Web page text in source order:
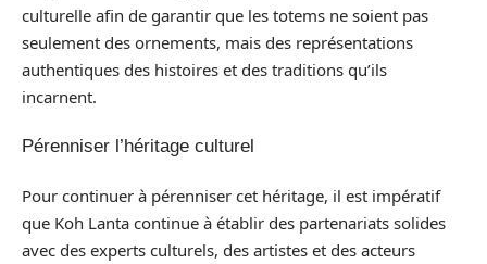
culturelle afin de garantir que les totems ne soient pas
seulement des ornements, mais des représentations
authentiques des histoires et des traditions qu’ils
incarnent.
Pérenniser l’héritage culturel
Pour continuer à pérenniser cet héritage, il est impératif
que Koh Lanta continue à établir des partenariats solides
avec des experts culturels, des artistes et des acteurs